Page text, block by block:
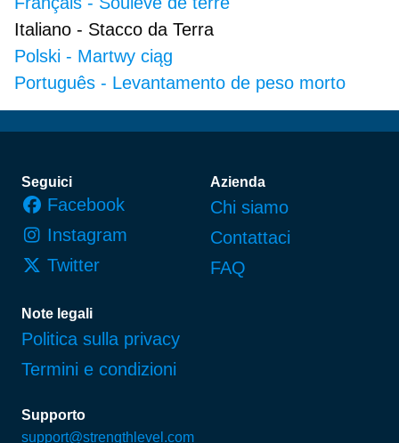
Italiano - Stacco da Terra
Polski - Martwy ciąg
Português - Levantamento de peso morto
Piè di pagina
Seguici
Facebook
Instagram
Twitter
Azienda
Chi siamo
Contattaci
FAQ
Note legali
Politica sulla privacy
Termini e condizioni
Supporto
support@strengthlevel.com